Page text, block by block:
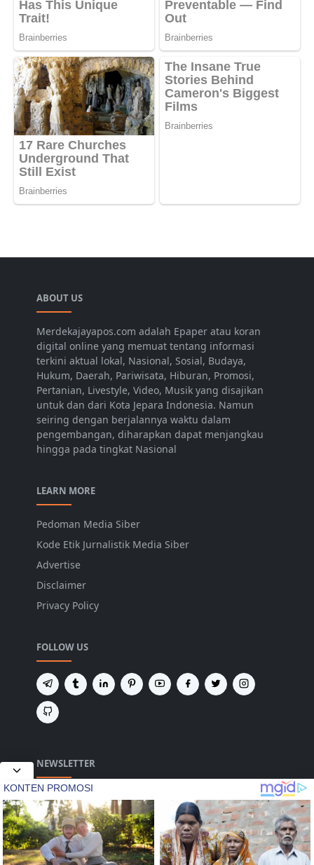
ABOUT US
Merdekajayapos.com adalah Epaper atau koran
digital online yang memuat tentang informasi
terkini aktual lokal, Nasional, Sosial, Budaya,
Hukum, Daerah, Pariwisata, Hiburan, Promosi,
Pertanian, Livestyle, Video, Musik yang disajikan
untuk dan dari Kota Jepara Indonesia. Namun
seiring dengan berjalannya waktu dalam
pengembangan, diharapkan dapat menjangkau
hingga pada tingkat Nasional
LEARN MORE
Pedoman Media Siber
Kode Etik Jurnalistik Media Siber
Advertise
Disclaimer
Privacy Policy
FOLLOW US
NEWSLETTER
Tetap terhubung untuk mendapatkan berita
terbaru dan pembaruan penting dari kami.